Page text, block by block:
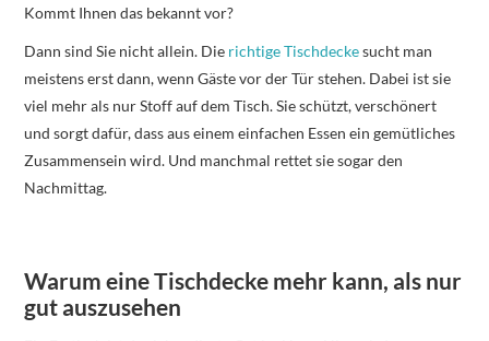
Kommt Ihnen das bekannt vor?
Dann sind Sie nicht allein. Die richtige Tischdeckesucht man
meistens erst dann, wenn Gäste vor der Tür stehen. Dabei ist sie
viel mehr als nur Stoff auf dem Tisch. Sie schützt, verschönert
und sorgt dafür, dass aus einem einfachen Essen ein gemütliches
Zusammensein wird. Und manchmal rettet sie sogar den
Nachmittag.
Warum eine Tischdecke mehr kann, als nur
gut auszusehen